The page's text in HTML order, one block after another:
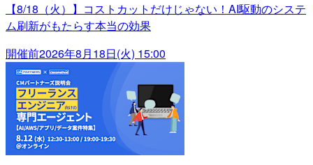
【8/18（火）】コストカットだけじゃない！AI駆動のシステ
ム刷新がもたらす本当の効果
開催前2026年8月18日(火) 15:00